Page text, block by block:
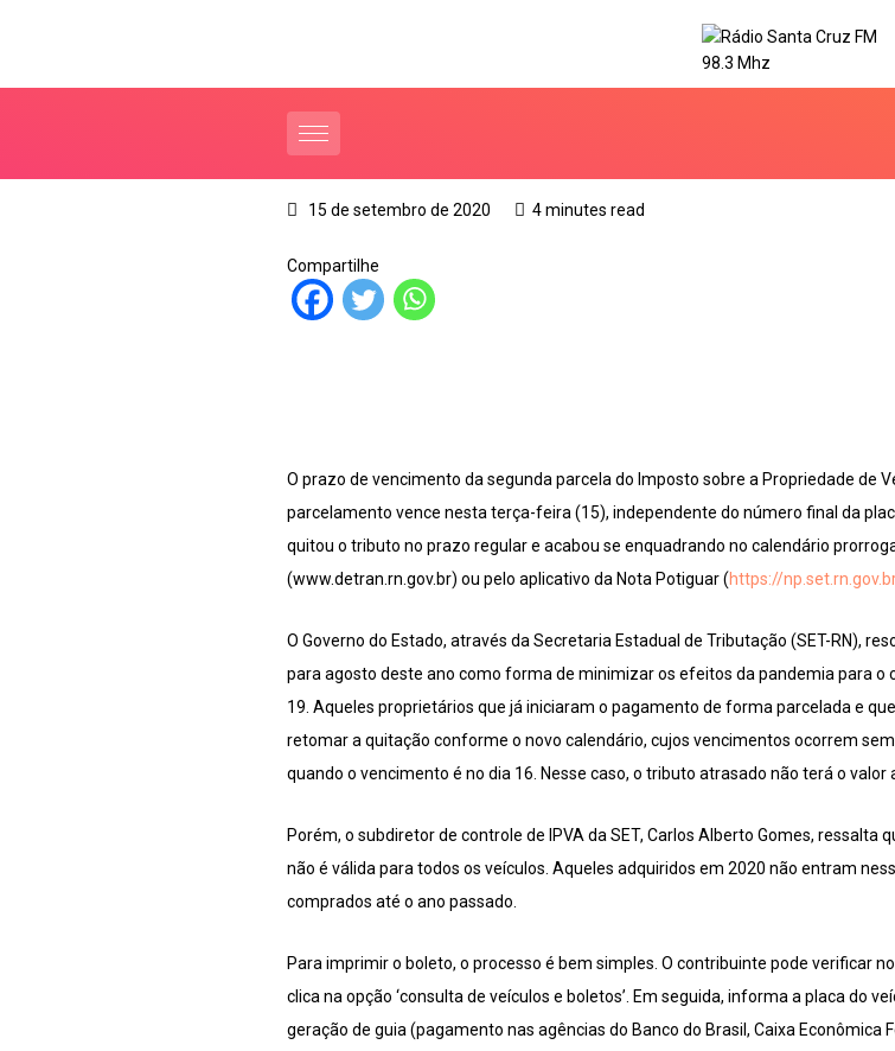
15 de setembro de 2020 4 minutes read
Compartilhe
O prazo de vencimento da segunda parcela do Imposto sobre a Propriedade de
parcelamento vence nesta terça-feira (15), independente do número final da
quitou o tributo no prazo regular e acabou se enquadrando no calendário
(www.detran.rn.gov.br) ou pelo aplicativo da Nota Potiguar (https://
O Governo do Estado, através da Secretaria Estadual de Tributação (SET-RN),
para agosto deste ano como forma de minimizar os efeitos da pandemia para o
19. Aqueles proprietários que já iniciaram o pagamento de forma parcelada e
retomar a quitação conforme o novo calendário, cujos vencimentos ocorrem
quando o vencimento é no dia 16. Nesse caso, o tributo atrasado não terá o valor
Porém, o subdiretor de controle de IPVA da SET, Carlos Alberto Gomes,
não é válida para todos os veículos. Aqueles adquiridos em 2020 não entram
comprados até o ano passado.
Para imprimir o boleto, o processo é bem simples. O contribuinte pode verificar
clica na opção ‘consulta de veículos e boletos’. Em seguida, informa a placa do
geração de guia (pagamento nas agências do Banco do Brasil, Caixa Econômica